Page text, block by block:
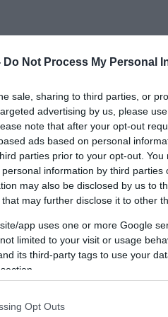
Do Not Process My Personal
sale, sharing to third parties, or
advertising by us, please
note that after your opt-out
ads based on personal
parties prior to your opt-out.
information by third parties
may also be disclosed by us to
that may further disclose it to other
app uses one or more Google
limited to your visit or usage
its third-party tags to use your
Opt Outs